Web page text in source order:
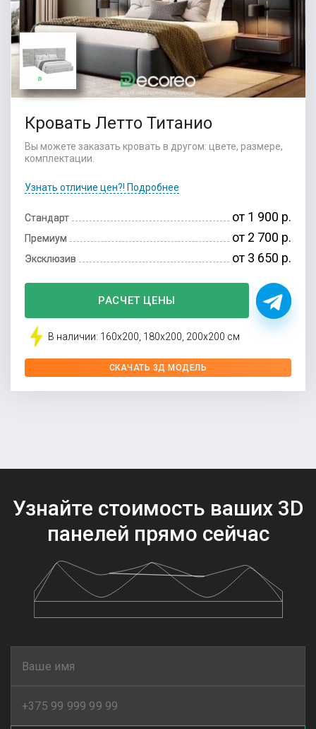
Кровать Летто Титанио
Вы можете заказать кровать в другом: цвете, размере,
комплектации.
Узнать отличие цен?! Подробнее
Стандарт от 1 900 р.
Премиум от 2 700 р.
Эксклюзив от 3 650 р.
РАСЧЕТ ЦЕНЫ
В наличии: 160x200, 180x200, 200x200 см
СКАЧАТЬ 3Д МОДЕЛЬ
Узнайте стоимость ваших 3D
панелей прямо сейчас